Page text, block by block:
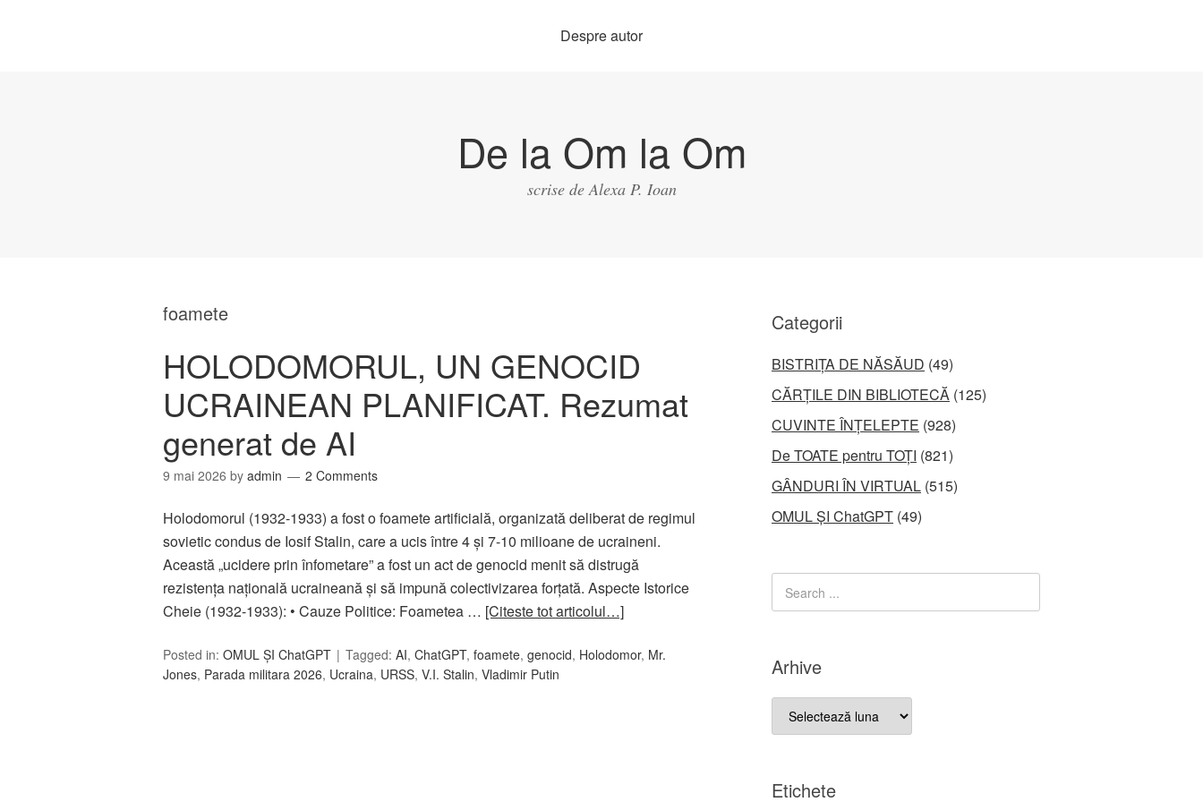
Despre autor
De la Om la Om
scrise de Alexa P. Ioan
foamete
HOLODOMORUL, UN GENOCID
UCRAINEAN PLANIFICAT. Rezumat
generat de AI
9 mai 2026 by admin 2 Comments
Holodomorul (1932-1933) a fost o foamete artificială, organizată deliberat de regimul
sovietic condus de Iosif Stalin, care a ucis între 4 și 7-10 milioane de ucraineni.
Această „ucidere prin înfometare” a fost un act de genocid menit să distrugă
rezistența națională ucraineană și să impună colectivizarea forțată. Aspecte Istorice
Cheie (1932-1933): • Cauze Politice: Foametea … [Citeste tot articolul…]
Posted in: OMUL ȘI ChatGPT Tagged: AI, ChatGPT, foamete, genocid, Holodomor, Mr.
Jones, Parada militara 2026, Ucraina, URSS, V.I. Stalin, Vladimir Putin
Categorii
BISTRIȚA DE NĂSĂUD (49)
CĂRȚILE DIN BIBLIOTECĂ (125)
CUVINTE ÎNȚELEPTE (928)
De TOATE pentru TOȚI (821)
GÂNDURI ÎN VIRTUAL (515)
OMUL ȘI ChatGPT (49)
Arhive
Arhive
Etichete